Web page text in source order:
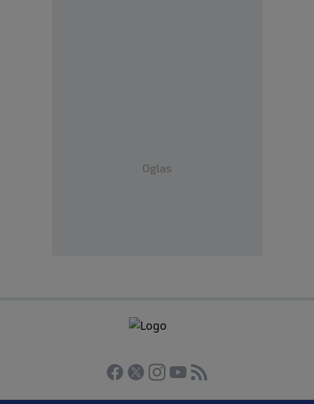
Oglas